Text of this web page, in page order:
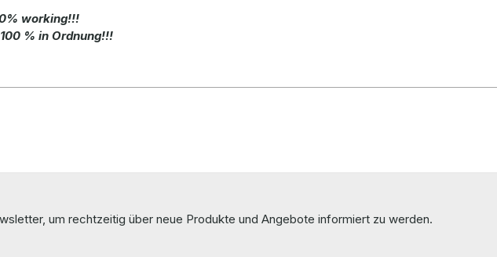
working!!!
% in Ordnung!!!
um rechtzeitig über neue Produkte und Angebote informiert zu werden.